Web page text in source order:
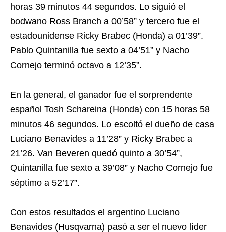
horas 39 minutos 44 segundos. Lo siguió el
bodwano Ross Branch a 00’58” y tercero fue el
estadounidense Ricky Brabec (Honda) a 01’39”.
Pablo Quintanilla fue sexto a 04’51” y Nacho
Cornejo terminó octavo a 12’35”.
En la general, el ganador fue el sorprendente
español Tosh Schareina (Honda) con 15 horas 58
minutos 46 segundos. Lo escoltó el dueño de casa
Luciano Benavides a 11’28” y Ricky Brabec a
21’26. Van Beveren quedó quinto a 30’54”,
Quintanilla fue sexto a 39’08” y Nacho Cornejo fue
séptimo a 52’17”.
Con estos resultados el argentino Luciano
Benavides (Husqvarna) pasó a ser el nuevo líder